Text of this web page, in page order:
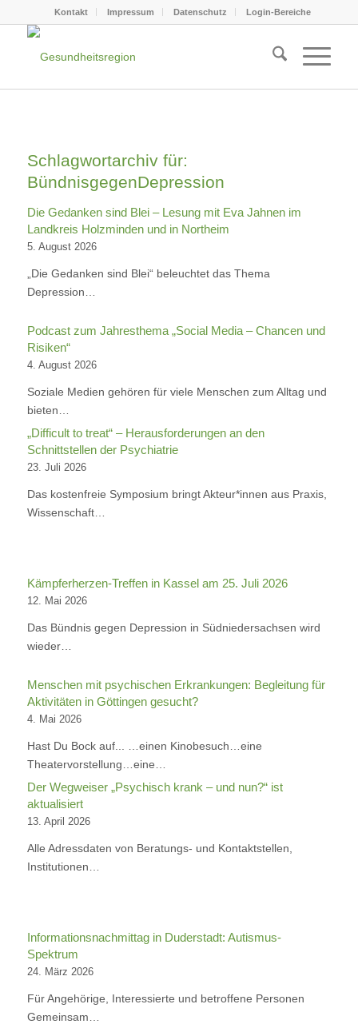
Kontakt Impressum Datenschutz Login-Bereiche
Schlagwortarchiv für:
BündnisgegenDepression
Die Gedanken sind Blei – Lesung mit Eva Jahnen im
Landkreis Holzminden und in Northeim
5. August 2026
„Die Gedanken sind Blei“ beleuchtet das Thema
Depression…
Podcast zum Jahresthema „Social Media – Chancen und
Risiken“
4. August 2026
Soziale Medien gehören für viele Menschen zum Alltag und
bieten…
„Difficult to treat“ – Herausforderungen an den
Schnittstellen der Psychiatrie
23. Juli 2026
Das kostenfreie Symposium bringt Akteur*innen aus Praxis,
Wissenschaft…
Kämpferherzen-Treffen in Kassel am 25. Juli 2026
12. Mai 2026
Das Bündnis gegen Depression in Südniedersachsen wird
wieder…
Menschen mit psychischen Erkrankungen: Begleitung für
Aktivitäten in Göttingen gesucht?
4. Mai 2026
Hast Du Bock auf... …einen Kinobesuch…eine
Theatervorstellung…eine…
Der Wegweiser „Psychisch krank – und nun?“ ist
aktualisiert
13. April 2026
Alle Adressdaten von Beratungs- und Kontaktstellen,
Institutionen…
Informationsnachmittag in Duderstadt: Autismus-
Spektrum
24. März 2026
Für Angehörige, Interessierte und betroffene Personen
Gemeinsam…